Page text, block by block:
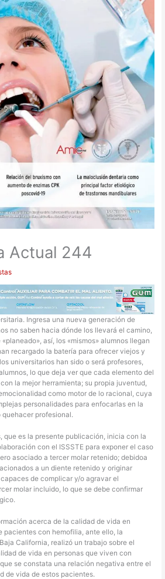
Actual 244
Ingresa una nueva generación de
no saben hacia dónde los llevará el camino,
así, los «mismos» alumnos llegan
recargado la batería para ofrecer viejos y
universitarios han sido o será profesores,
lo que deja ver que cada elemento del
la mejor herramienta; su propia juventud,
como motor de lo racional, cuya
personalidades para enfocarlas en la
profesional.
que es la presente publicación, inicia con la
con el ISSSTE para exponer el caso
asociado a tercer molar retenido; debidoa
a un diente retenido y originar
de complicar y/o agravar el
molar incluido, lo que se debe confirmar
acerca de la calidad de vida en
pacientes con hemofilia, ante ello, la
California, realizó un trabajo sobre el
de vida en personas que viven con
se constata una relación negativa entre el
de vida de estos pacientes.